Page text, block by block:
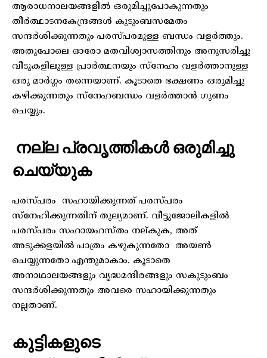
ആരാധനാലയങ്ങളിൽ ഒരുമിച്ചുപോകുന്നതും
തീർത്ഥാടനകേന്ദ്രങ്ങൾ കുടുംബസമേതം
സന്ദർശിക്കുന്നതും പരസ്പരമുള്ള ബന്ധം വളർത്തും.
അതുപോലെ ഓരോ മതവിശ്വാസത്തിനും അനുസരിച്ചു
വീടുകളിലുള്ള പ്രാർത്ഥനയും സ്നേഹം വളർത്താനുള്ള
ഒരു മാർഗ്ഗം തന്നെയാണ്. കൂടാതെ ഭക്ഷണം ഒരുമിച്ചു
കഴിക്കുന്നതും സ്നേഹബന്ധം വളർത്താൻ ഗുണം
ചെയ്യും.
നല്ല പ്രവൃത്തികൾ ഒരുമിച്ചു
ചെയ്യുക
പരസ്പരം സഹായിക്കുന്നത് പരസ്പരം
സ്നേഹിക്കുന്നതിന് തുല്യമാണ്. വീട്ടുജോലികളിൽ
പരസ്പരം സഹായഹസ്തം നല്കുക, അത്
അടുക്കളയിൽ പാത്രം കഴുകുന്നതോ അയൺ
ചെയ്യുന്നതോ എന്തുമാകാം. കൂടാതെ
അനാഥാലയങ്ങളും വൃദ്ധമന്ദിരങ്ങളും സകുടുംബം
സന്ദർശിക്കുന്നതും അവരെ സഹായിക്കുന്നതും
നല്ലതാണ്.
കുട്ടികളുടെ